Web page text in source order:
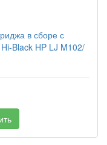
в сборе с
Black HP LJ M102/